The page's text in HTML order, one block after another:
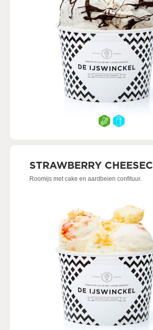
STRAWBERRY
Roomijs met cake en aardbeien confituur.